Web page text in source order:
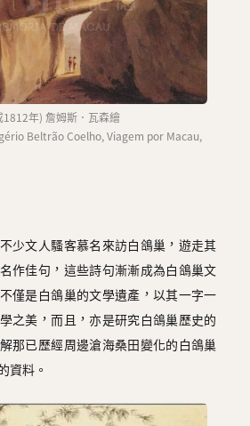
年) 詹姆斯．瓦森繪
Beltrão Coelho, Viagem por Macau,
少文人騷客慕名來訪白鴿巢，遊走其
作佳句，這些詩句漸漸成為白鴿巢文
僅是白鴿巢的文學遺產，以其一字一
之美，而且，亦是研究白鴿巢歷史的
那已歷經周邊滄海桑田變化的白鴿巢
資料。